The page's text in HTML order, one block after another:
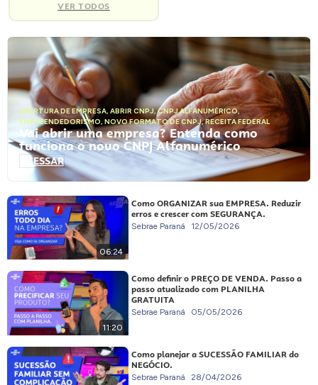
VER TODOS
ABERTURA DE EMPRESA, ABRIR CNPJ,CNPJ ALFANUMÉRICO,
EMPREENDEDORISMO, NOVO FORMATO DE CNPJ,RECEITA FEDERAL
Vai abrir uma empresa? Entenda como
funciona o novo CNPJ Alfanumérico
ACESSAR
06:24
Como ORGANIZAR sua EMPRESA. Reduzir
erros e crescer com SEGURANÇA.
Sebrae Paraná 12/05/2026
11:20
Como definir o PREÇO DE VENDA. Passo a
passo atualizado com PLANILHA
GRATUITA
Sebrae Paraná 05/05/2026
Como planejar a SUCESSÃO FAMILIAR do
NEGÓCIO.
Sebrae Paraná 28/04/2026